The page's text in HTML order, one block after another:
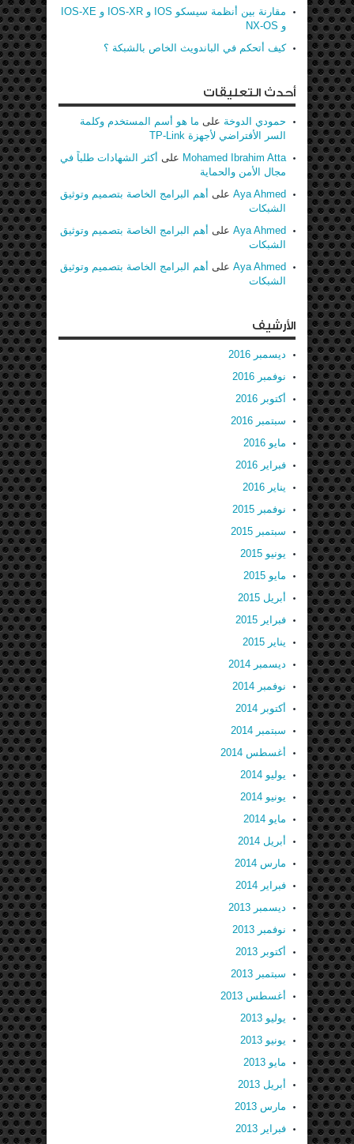
مقارنة بين أنظمة سيسكو IOS و IOS-XR و IOS-XE
و NX-OS
كيف أتحكم في الباندويث الخاص بالشبكة ؟
أحدث التعليقات
حمودي الدوخة على ما هو أسم المستخدم وكلمة
السر الأفتراضي لأجهزة TP-Link
Mohamed Ibrahim Atta على أكثر الشهادات طلباً في
مجال الأمن والحماية
Aya Ahmed على أهم البرامج الخاصة بتصميم وتوثيق
الشبكات
Aya Ahmed على أهم البرامج الخاصة بتصميم وتوثيق
الشبكات
Aya Ahmed على أهم البرامج الخاصة بتصميم وتوثيق
الشبكات
الأرشيف
ديسمبر 2016
نوفمبر 2016
أكتوبر 2016
سبتمبر 2016
مايو 2016
فبراير 2016
يناير 2016
نوفمبر 2015
سبتمبر 2015
يونيو 2015
مايو 2015
أبريل 2015
فبراير 2015
يناير 2015
ديسمبر 2014
نوفمبر 2014
أكتوبر 2014
سبتمبر 2014
أغسطس 2014
يوليو 2014
يونيو 2014
مايو 2014
أبريل 2014
مارس 2014
فبراير 2014
ديسمبر 2013
نوفمبر 2013
أكتوبر 2013
سبتمبر 2013
أغسطس 2013
يوليو 2013
يونيو 2013
مايو 2013
أبريل 2013
مارس 2013
فبراير 2013